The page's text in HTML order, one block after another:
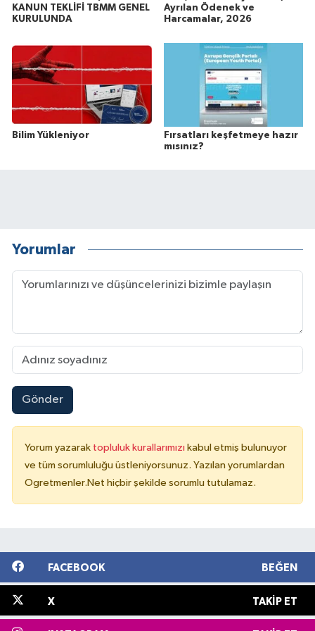
KANUN TEKLİFİ TBMM GENEL
KURULUNDA
Ayrılan Ödenek ve
Harcamalar, 2026
Bilim Yükleniyor
Fırsatları keşfetmeye hazır
mısınız?
Yorumlar
Gönder
Yorum yazarak topluluk kurallarımızı kabul etmiş bulunuyor
ve tüm sorumluluğu üstleniyorsunuz. Yazılan yorumlardan
Ogretmenler.Net hiçbir şekilde sorumlu tutulamaz.
FACEBOOK BEĞEN
X TAKIP ET